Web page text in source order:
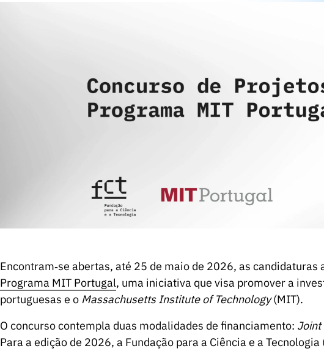
Encontram‑se abertas, até 25 de maio de 2026, as candidaturas
Programa MIT Portugal, uma iniciativa que visa promover a
portuguesas e o Massachusetts Institute of Technology(MIT).
O concurso contempla duas modalidades de financiamento:
Para a edição de 2026, a Fundação para a Ciência e a